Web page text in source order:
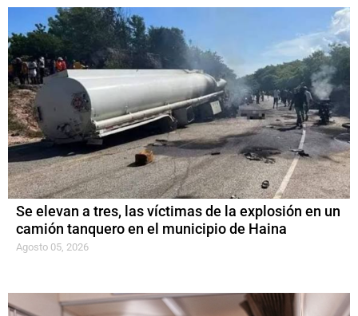
Se elevan a tres, las víctimas de la explosión en un
camión tanquero en el municipio de Haina
Agosto 05, 2026